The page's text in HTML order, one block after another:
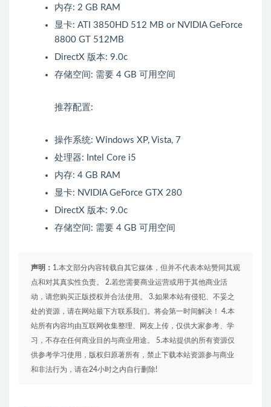
内存: 2 GB RAM
显卡: ATI 3850HD 512 MB or NVIDIA GeForce
8800 GT 512MB
DirectX 版本: 9.0c
存储空间: 需要 4 GB 可用空间
推荐配置:
操作系统: Windows XP, Vista, 7
处理器: Intel Core i5
内存: 4 GB RAM
显卡: NVIDIA GeForce GTX 280
DirectX 版本: 9.0c
存储空间: 需要 4 GB 可用空间
声明： 1.本文部分内容转载自其它媒体，但并不代表本站赞同其观
点和对其真实性负责。 2.若您需要商业运营或用于其他商业活
动，请您购买正版授权并合法使用。 3.如果本站有侵犯、不妥之
处的资源，请在网站最下方联系我们。将会第一时间解决！ 4.本
站所有内容均由互联网收集整理、网友上传，仅供大家参考、学
习，不存在任何商业目的与商业用途。 5.本站提供的所有资源仅
供参考学习使用，版权归原著所有，禁止下载本站资源参与商业
和非法行为，请在24小时之内自行删除!